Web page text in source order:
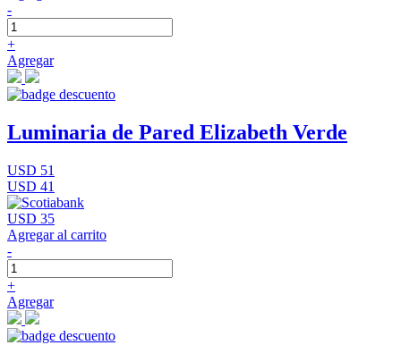
-
+
Agregar
Luminaria de Pared Elizabeth Verde
USD 51
USD 41
USD 35
Agregar al carrito
-
+
Agregar